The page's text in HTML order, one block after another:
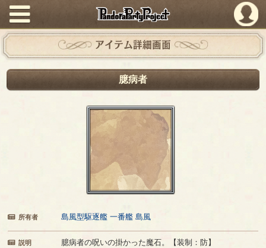
PandoraPartyProject
アイテム詳細画面
臆病者
所有者 島風型駆逐艦 一番艦 島風
説明 臆病者の呪いの掛かった魔石。【装制：防】